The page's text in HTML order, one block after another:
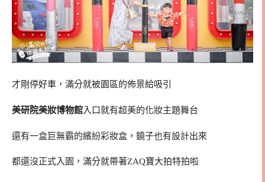
才剛停好車，滿分就被園區的佈景給吸引
美研院美妝博物館入口就有超美的化妝主題舞台
還有一盒巨無霸的繽紛彩妝盒，鏡子也有設計出來
都還沒正式入園，滿分就帶著ZAQ寶大拍特拍啦